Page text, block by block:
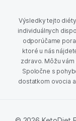
Výsledky tejto
individuálnych
odporúčame
ktoré u nás
zdravo. Môžu
Spoločne s
dostatkom ovocia